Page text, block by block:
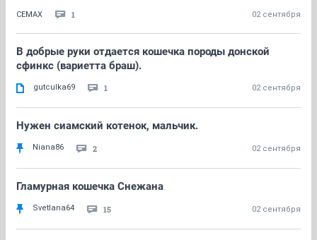
СЕМАХ 1 02 сентября
В добрые руки отдается кошечка породы донской
сфинкс (вариетта браш).
gutculka69 1 02 сентября
Нужен сиамский котенок, мальчик.
Niana86 2 02 сентября
Гламурная кошечка Снежана
Svetlana64 15 02 сентября